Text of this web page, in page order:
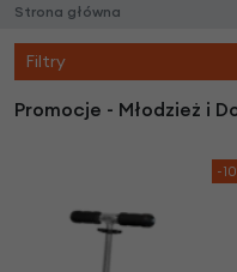
Strona główna
Filtry
Promocje - Młodzież i
-